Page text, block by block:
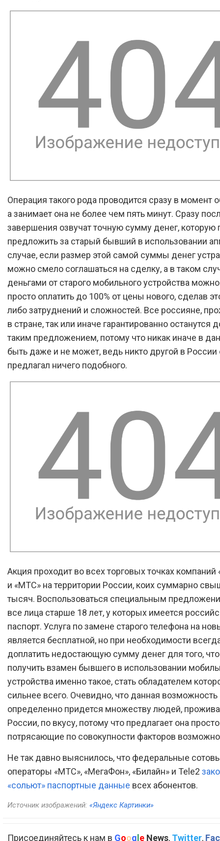
Операция такого рода проводится сразу в момент
а занимает она не более чем пять минут. Сразу
завершения озвучат точную сумму денег, которую
предложить за старый бывший в использовании
случае, если размер этой самой суммы денег
можно смело соглашаться на сделку, а в таком
деньгами от старого мобильного устройства
просто оплатить до 100% от цены нового, сделав
либо затруднений и сложностей. Все россияне,
в стране, так или иначе гарантированно останутся
таким предложением, потому что никак иначе в
быть даже и не может, ведь никто другой в
предлагал ничего подобного.
Акция проходит во всех торговых точках
и «МТС» на территории России, коих суммарно
тысяч. Воспользоваться специальным
все лица старше 18 лет, у которых имеется
паспорт. Услуга по замене старого телефона на
является бесплатной, но при необходимости
доплатить недостающую сумму денег для того,
получить взамен бывшего в использовании
устройства именно такое, стать обладателем
сильнее всего. Очевидно, что данная возможность
определенно придется множеству людей,
России, по вкусу, потому что предлагает она просто
потрясающие по совокупности факторов
Не так давно выяснилось, что федеральные
операторы «МТС», «МегаФон», «Билайн» и Tele2
«сольют» паспортные данные всех абонентов.
Источник изображений: «Яндекс Картинки»
Присоединяйтесь к нам в Google News, Twitter,